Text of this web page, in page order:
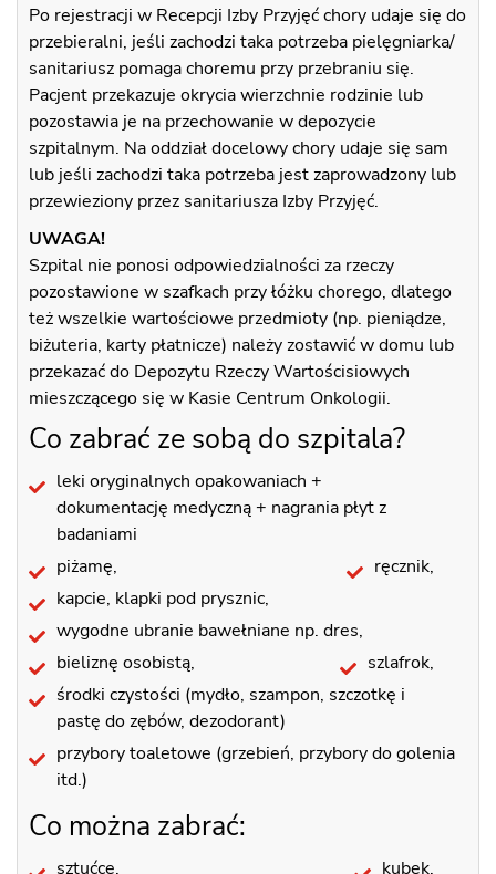
Po rejestracji w Recepcji Izby Przyjęć chory udaje się do
przebieralni, jeśli zachodzi taka potrzeba pielęgniarka/
sanitariusz pomaga choremu przy przebraniu się.
Pacjent przekazuje okrycia wierzchnie rodzinie lub
pozostawia je na przechowanie w depozycie
szpitalnym. Na oddział docelowy chory udaje się sam
lub jeśli zachodzi taka potrzeba jest zaprowadzony lub
przewieziony przez sanitariusza Izby Przyjęć.
UWAGA!
Szpital nie ponosi odpowiedzialności za rzeczy
pozostawione w szafkach przy łóżku chorego, dlatego
też wszelkie wartościowe przedmioty (np. pieniądze,
biżuteria, karty płatnicze) należy zostawić w domu lub
przekazać do Depozytu Rzeczy Wartościsiowych
mieszczącego się w Kasie Centrum Onkologii.
Co zabrać ze sobą do szpitala?
leki oryginalnych opakowaniach +
dokumentację medyczną + nagrania płyt z
badaniami
piżamę,
ręcznik,
kapcie, klapki pod prysznic,
wygodne ubranie bawełniane np. dres,
bieliznę osobistą,
szlafrok,
środki czystości (mydło, szampon, szczotkę i
pastę do zębów, dezodorant)
przybory toaletowe (grzebień, przybory do golenia
itd.)
Co można zabrać:
sztućce, kubek,